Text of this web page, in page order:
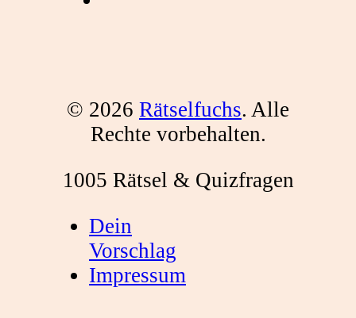
© 2026 Rätselfuchs. Alle
Rechte vorbehalten.
1005 Rätsel & Quizfragen
Dein
Vorschlag
Impressum